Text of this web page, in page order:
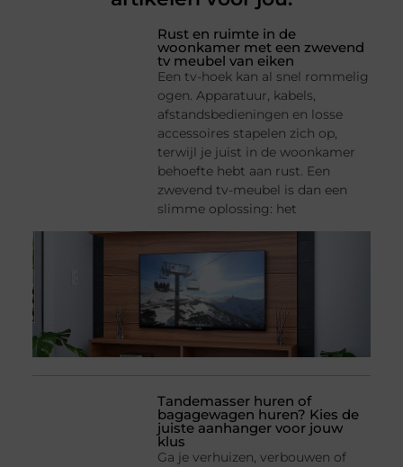
Rust en ruimte in de
woonkamer met een zwevend
tv meubel van eiken
Een tv-hoek kan al snel rommelig
ogen. Apparatuur, kabels,
afstandsbedieningen en losse
accessoires stapelen zich op,
terwijl je juist in de woonkamer
behoefte hebt aan rust. Een
zwevend tv-meubel is dan een
slimme oplossing: het
Tandemasser huren of
bagagewagen huren? Kies de
juiste aanhanger voor jouw
klus
Ga je verhuizen, verbouwen of